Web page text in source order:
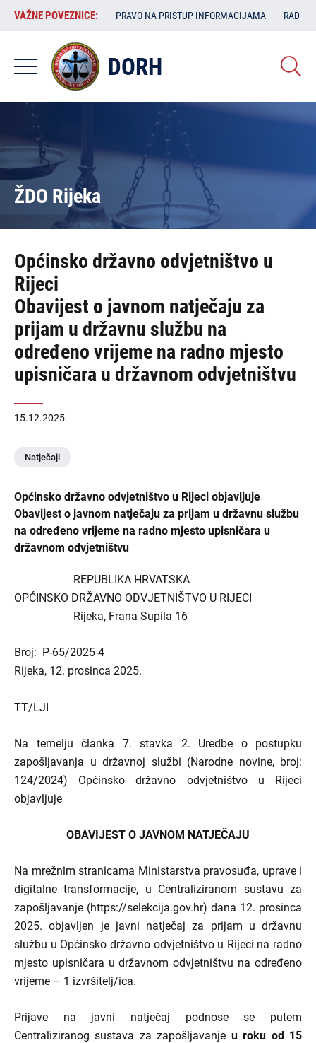
Skoči
sadržaj
VAŽNE
POVEZNICE:
VAŽNE POVEZNICE: PRAVO NA PRISTUP INFORMACIJAMA RAD
DORH
ŽDO Rijeka
Općinsko državno odvjetništvo u
Rijeci
Obavijest o javnom natječaju za
prijam u državnu službu na
određeno vrijeme na radno mjesto
upisničara u državnom odvjetništvu
15.12.2025.
Natječaji
Općinsko državno odvjetništvo u Rijeci objavljuje
Obavijest o javnom natječaju za prijam u državnu službu
na određeno vrijeme na radno mjesto upisničara u
državnom odvjetništvu
REPUBLIKA HRVATSKA
OPĆINSKO DRŽAVNO ODVJETNIŠTVO U RIJECI
Rijeka, Frana Supila 16
Broj: P-65/2025-4
Rijeka, 12. prosinca 2025.
TT/LJI
Na temelju članka 7. stavka 2. Uredbe o postupku
zapošljavanja u državnoj službi (Narodne novine, broj:
124/2024) Općinsko državno odvjetništvo u Rijeci
objavljuje
OBAVIJEST O JAVNOM NATJEČAJU
Na mrežnim stranicama Ministarstva pravosuđa, uprave i
digitalne transformacije, u Centraliziranom sustavu za
zapošljavanje (https://selekcija.gov.hr) dana 12. prosinca
2025. objavljen je javni natječaj za prijam u državnu
službu u Općinsko državno odvjetništvo u Rijeci na radno
mjesto upisničara u državnom odvjetništvu na određeno
vrijeme – 1 izvršitelj/ica.
Prijave na javni natječaj podnose se putem
Centraliziranog sustava za zapošljavanje u roku od 15